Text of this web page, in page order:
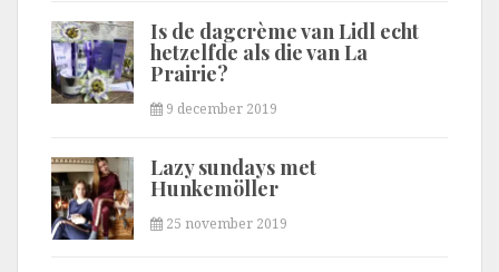
Is de dagcrème van Lidl echt
hetzelfde als die van La
Prairie?
9 december 2019
Lazy sundays met
Hunkemöller
25 november 2019